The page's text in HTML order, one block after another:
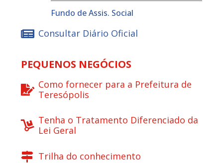
Fundo de Assis. Social
Consultar Diário Oficial
PEQUENOS NEGÓCIOS
Como fornecer para a Prefeitura de
Teresópolis
Tenha o Tratamento Diferenciado da
Lei Geral
Trilha do conhecimento